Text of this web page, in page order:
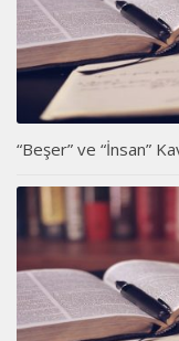
“Beşer” ve “İnsan”